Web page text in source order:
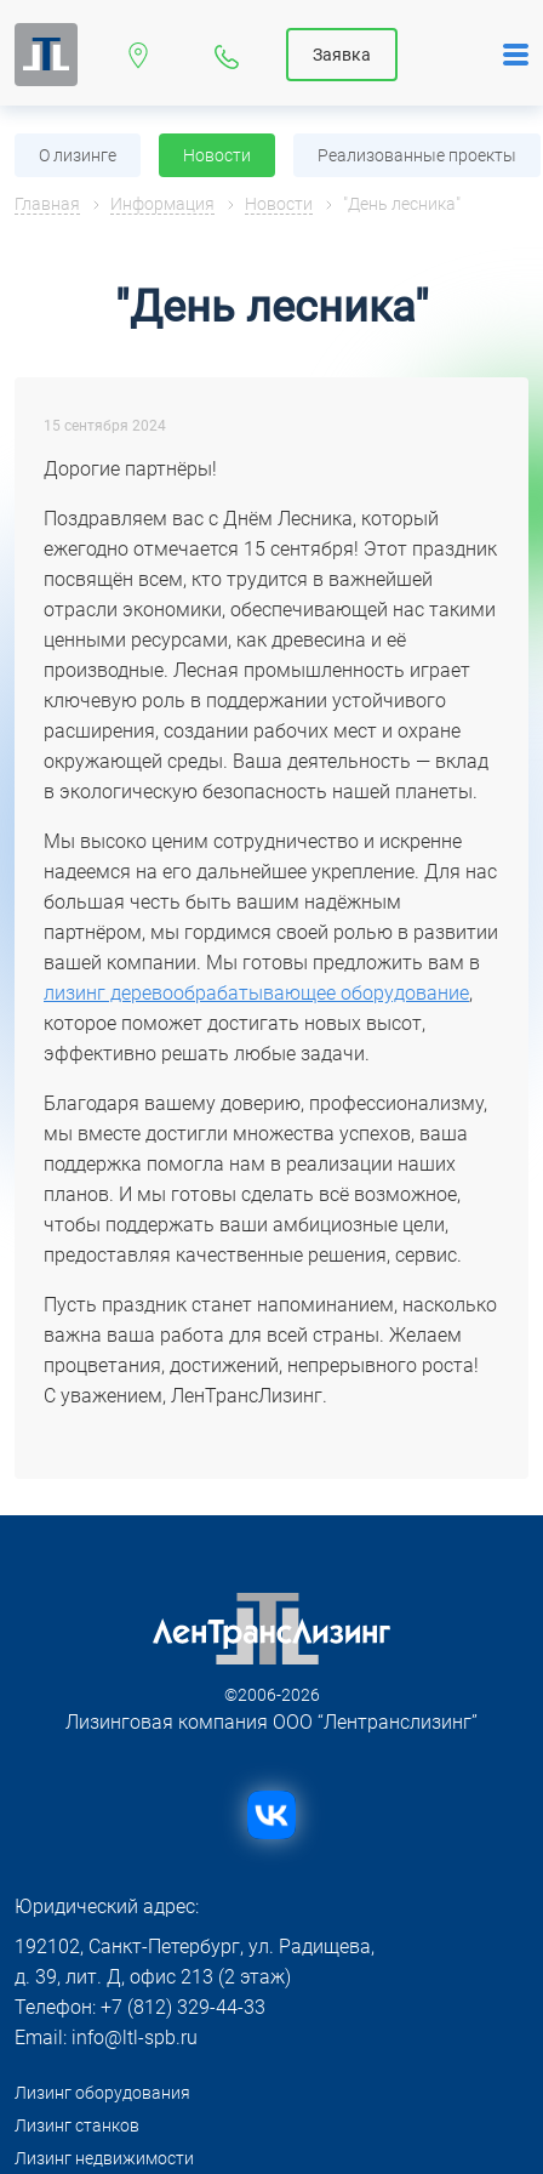
Заявка
О лизинге Новости Реализованные проекты
Главная Информация Новости "День лесника"
"День лесника"
15 сентября 2024
Дорогие партнёры!
Поздравляем вас с Днём Лесника, который
ежегодно отмечается 15 сентября! Этот праздник
посвящён всем, кто трудится в важнейшей
отрасли экономики, обеспечивающей нас такими
ценными ресурсами, как древесина и её
производные. Лесная промышленность играет
ключевую роль в поддержании устойчивого
расширения, создании рабочих мест и охране
окружающей среды. Ваша деятельность — вклад
в экологическую безопасность нашей планеты.
Мы высоко ценим сотрудничество и искренне
надеемся на его дальнейшее укрепление. Для нас
большая честь быть вашим надёжным
партнёром, мы гордимся своей ролью в развитии
вашей компании. Мы готовы предложить вам в
лизинг деревообрабатывающее оборудование,
которое поможет достигать новых высот,
эффективно решать любые задачи.
Благодаря вашему доверию, профессионализму,
мы вместе достигли множества успехов, ваша
поддержка помогла нам в реализации наших
планов. И мы готовы сделать всё возможное,
чтобы поддержать ваши амбициозные цели,
предоставляя качественные решения, сервис.
Пусть праздник станет напоминанием, насколько
важна ваша работа для всей страны. Желаем
процветания, достижений, непрерывного роста!
С уважением, ЛенТрансЛизинг.
©2006-2026
Лизинговая компания ООО “Лентранслизинг”
Юридический адрес:
192102, Санкт-Петербург, ул. Радищева,
д. 39, лит. Д, офис 213 (2 этаж)
Телефон: +7 (812) 329-44-33
Email: info@ltl-spb.ru
Лизинг оборудования
Лизинг станков
Лизинг недвижимости